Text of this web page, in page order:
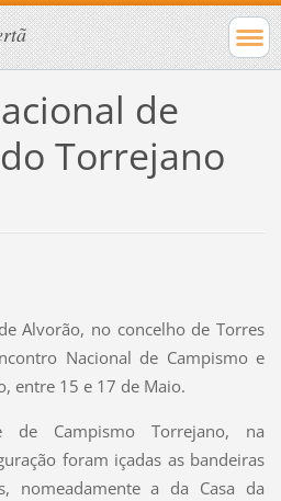
de
Torrejano
Alvorão, no concelho de Torres
Nacional de Campismo e
entre 15 e 17 de Maio.
de Campismo Torrejano, na
foram içadas as bandeiras
nomeadamente a da Casa da